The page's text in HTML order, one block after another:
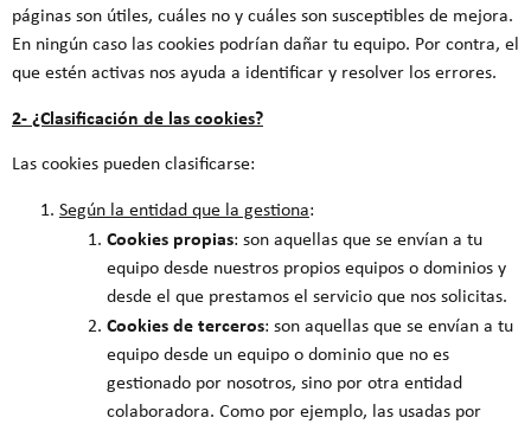
páginas son útiles, cuáles no y cuáles son susceptibles de mejora.
En ningún caso las cookies podrían dañar tu equipo. Por contra, el
que estén activas nos ayuda a identificar y resolver los errores.
2- ¿Clasificación de las cookies?
Las cookies pueden clasificarse:
Según la entidad que la gestiona:
Cookies propias: son aquellas que se envían a tu
equipo desde nuestros propios equipos o dominios y
desde el que prestamos el servicio que nos solicitas.
Cookies de terceros: son aquellas que se envían a tu
equipo desde un equipo o dominio que no es
gestionado por nosotros, sino por otra entidad
colaboradora. Como por ejemplo, las usadas por